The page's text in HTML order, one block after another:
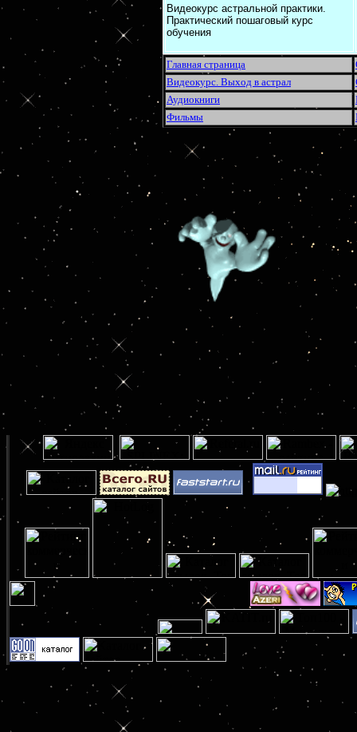
Видеокурс астральной практики.
Практический пошаговый курс
обучения
Главная страница
Видеокурс. Выход в астрал
Аудиокниги
Фильмы